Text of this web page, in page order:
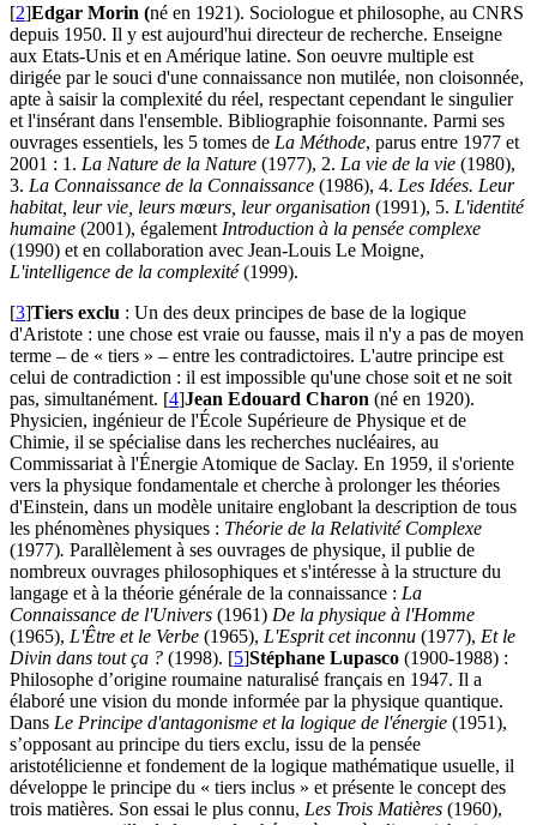
[2]Edgar Morin (né en 1921). Sociologue et philosophe, au CNRS
depuis 1950. Il y est aujourd'hui directeur de recherche. Enseigne
aux Etats-Unis et en Amérique latine. Son oeuvre multiple est
dirigée par le souci d'une connaissance non mutilée, non cloisonnée,
apte à saisir la complexité du réel, respectant cependant le singulier
et l'insérant dans l'ensemble. Bibliographie foisonnante. Parmi ses
ouvrages essentiels, les 5 tomes de La Méthode, parus entre 1977 et
2001 : 1. La Nature de la Nature (1977), 2. La vie de la vie (1980),
3. La Connaissance de la Connaissance (1986), 4. Les Idées. Leur
habitat, leur vie, leurs mœurs, leur organisation (1991), 5. L'identité
humaine (2001), également Introduction à la pensée complexe
(1990) et en collaboration avec Jean-Louis Le Moigne,
L'intelligence de la complexité(1999).
[3]Tiers exclu : Un des deux principes de base de la logique
d'Aristote : une chose est vraie ou fausse, mais il n'y a pas de moyen
terme – de « tiers » – entre les contradictoires. L'autre principe est
celui de contradiction : il est impossible qu'une chose soit et ne soit
pas, simultanément. [4]Jean Edouard Charon (né en 1920).
Physicien, ingénieur de l'École Supérieure de Physique et de
Chimie, il se spécialise dans les recherches nucléaires, au
Commissariat à l'Énergie Atomique de Saclay. En 1959, il s'oriente
vers la physique fondamentale et cherche à prolonger les théories
d'Einstein, dans un modèle unitaire englobant la description de tous
les phénomènes physiques : Théorie de la Relativité Complexe
(1977). Parallèlement à ses ouvrages de physique, il publie de
nombreux ouvrages philosophiques et s'intéresse à la structure du
langage et à la théorie générale de la connaissance : La
Connaissance de l'Univers (1961) De la physique à l'Homme
(1965), L'Être et le Verbe (1965), L'Esprit cet inconnu (1977), Et le
Divin dans tout ça ? (1998). [5]Stéphane Lupasco (1900-1988) :
Philosophe d’origine roumaine naturalisé français en 1947. Il a
élaboré une vision du monde informée par la physique quantique.
Dans Le Principe d'antagonisme et la logique de l'énergie (1951),
s’opposant au principe du tiers exclu, issu de la pensée
aristotélicienne et fondement de la logique mathématique usuelle, il
développe le principe du « tiers inclus » et présente le concept des
trois matières. Son essai le plus connu, Les Trois Matières (1960),